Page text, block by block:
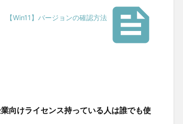

【Win11】バージョンの確認方法
向けライセンス持っている人は誰でも使